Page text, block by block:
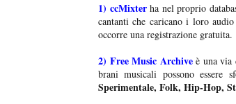
1) ccMixterha nel proprio
cantanti che caricano i loro
occorre una registrazione gratuita.
2) Free Music Archiveè una via
brani musicali possono essere
Sperimentale, Folk, Hip-Hop,